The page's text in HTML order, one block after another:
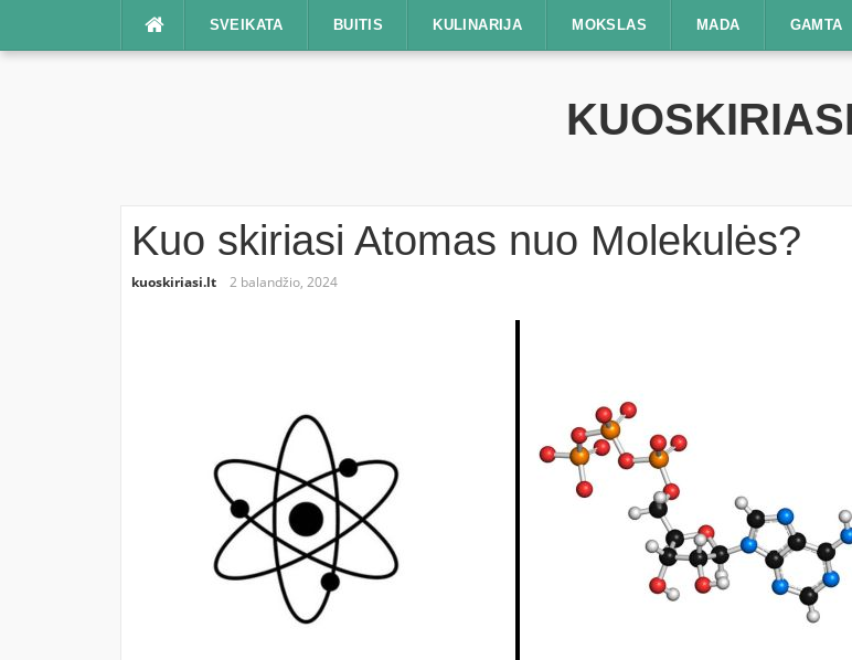
SVEIKATA BUITIS KULINARIJA MOKSLAS MADA GAMTA
Kuo skiriasi Atomas nuo Molekulės?
kuoskiriasi.lt 2 balandžio, 2024